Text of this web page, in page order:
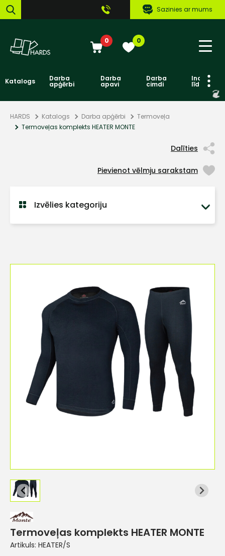
Sazinies ar mums
0 0
Katalogs Darba
apģērbi
Darba
apavi
Darba
cimdi līdzekļi
HARDS Katalogs Darba apģērbi
Termoveļa
Termoveļas komplekts HEATER MONTE
Dalīties
Pievienot vēlmju sarakstam
Izvēlies kategoriju
Termoveļas komplekts HEATER MONTE
Artikuls: HEATER/S